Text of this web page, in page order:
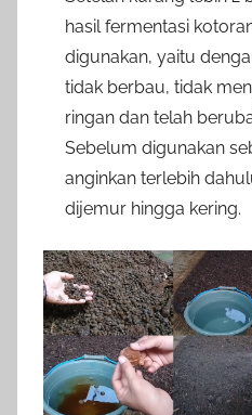
hasil fermentasi
digunakan, yaitu
tidak berbau, tidak
ringan dan telah
Sebelum digunakan
anginkan terlebih
dijemur hingga kering.